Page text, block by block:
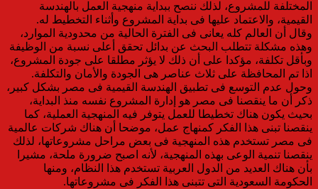
المختلفة للمشروع، لذلك ننصح ببداية منهجية العمل بالهندسة
القيمية، والاعتماد عليها فى بداية المشروع وأثناء التخطيط له.
وقال أن العالم كله يعانى فى الفترة الحالية من محدودية الموارد،
وهذه مشكلة تتطلب البحث عن بدائل تحقق أعلى نسبة من الوظيفة
وبأقل تكلفة، مؤكدا على أن ذلك لا يؤثر مطلقا على جودة المشروع،
اذا تم المحافظة على ثلاث عناصر هى الجودة والأمان والتكلفة.
وحول عدم التوسع فى تطبيق الهندسة القيمية فى مصر بشكل كبير،
ذكر أن ما ينقصنا فى مصر هو إدارة المشروع نفسه منذ البداية،
بحيث يكون هناك تخطيطا للعمل يتوفر فيه المنهجية العملية، كما
ينقصنا تبنى هذا الفكر كمنهاج عمل، موضحا أن هناك شركات عالمية
فى مصر تستخدم هذه المنهجية فى بعض مراحل مشروعاتها، لذلك
ينقصنا تنمية الوعى بهذه المنهجية، لأنه اصبح ضرورة ملحة، مشيرا
بأن هناك العديد من الدول العربية تستخدم هذا النظام، ومنها
الحكومة السعودية التى تتبنى هذا الفكر فى مشروعاتها.